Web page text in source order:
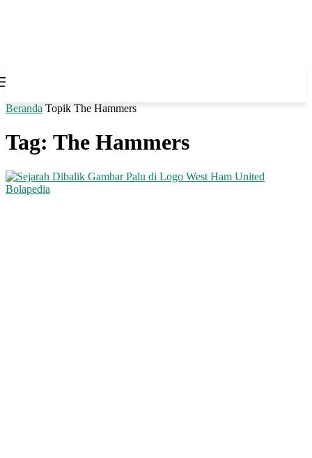
Beranda Topik The Hammers
Tag: The Hammers
Bolapedia